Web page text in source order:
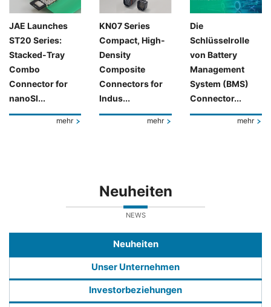
JAE Launches
ST20 Series:
Stacked-Tray
Combo
Connector for
nanoSI...
mehr
KN07 Series
Compact, High-
Density
Composite
Connectors for
Indus...
mehr
Die
Schlüsselrolle
von Battery
Management
System (BMS)
Connector...
mehr
Neuheiten
NEWS
Neuheiten
Unser Unternehmen
Investorbeziehungen